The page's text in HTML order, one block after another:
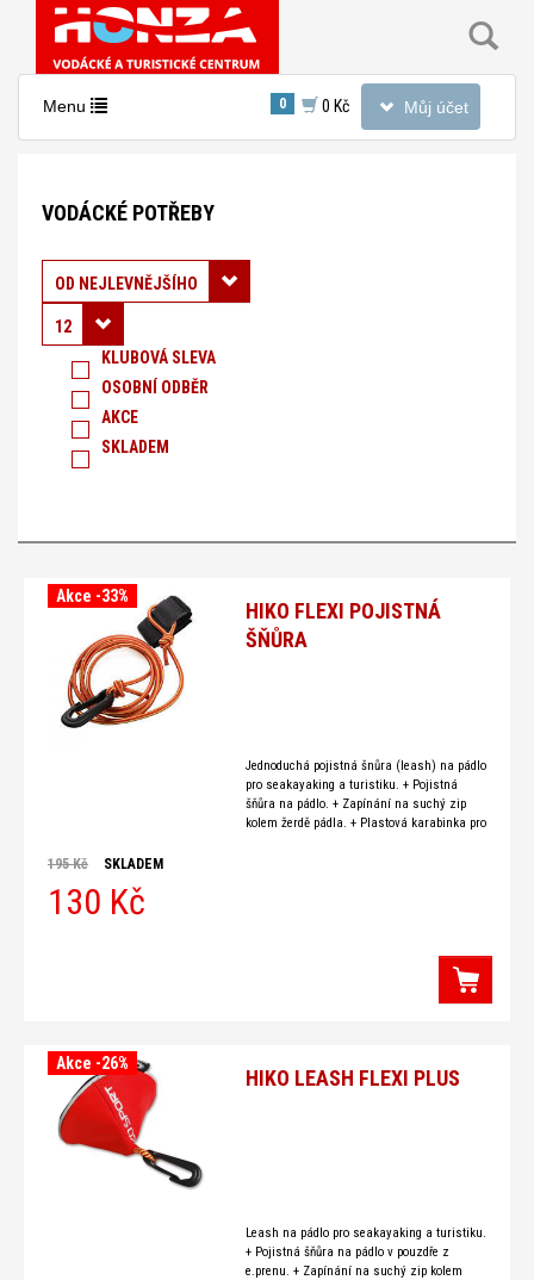
Toggle
navigation
Můj účet
Toggle
Menu 0 0 Kč
Vodácké
potřeby
VODÁCKÉ POTŘEBY
Řadit podle:
OD NEJLEVNĚJŠÍHO
12
KLUBOVÁ SLEVA
OSOBNÍ ODBĚR
AKCE
SKLADEM
HIKO FLEXI POJISTNÁ
ŠŇŮRA
Akce -33%
Jednoduchá pojistná šnůra (leash) na pádlo
pro seakayaking a turistiku. + Pojistná
šňůra na pádlo. + Zapínání na suchý zip
kolem žerdě pádla. + Plastová karabinka pro
195 Kč SKLADEM
130 Kč
HIKO LEASH FLEXI PLUS
Akce -26%
Leash na pádlo pro seakayaking a turistiku.
+ Pojistná šňůra na pádlo v pouzdře z
e.prenu. + Zapínání na suchý zip kolem